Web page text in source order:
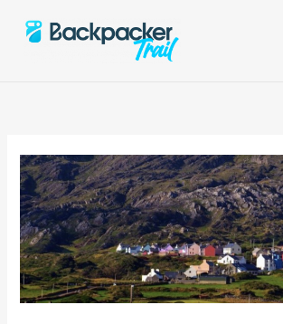
Inhalt
springen